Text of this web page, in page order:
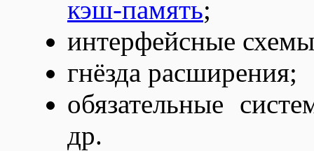
кэш-память;
интерфейсные
гнёзда расширения;
обязательные
др.